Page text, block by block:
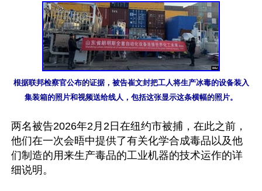
根据联邦检察官公布的证据，被告崔文封把工人将生产冰毒的设备装入
集装箱的照片和视频送给线人，包括这张显示这条横幅的照片。
两名被告2026年2月2日在纽约市被捕，在此之前，
他们在一次会晤中提供了有关化学合成毒品以及他
们制造的用来生产毒品的工业机器的技术运作的详
细说明。